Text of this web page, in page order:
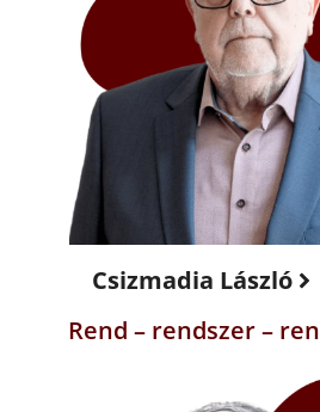
Csizmadia László
Rend – rendszer –